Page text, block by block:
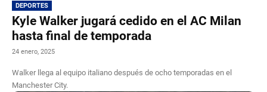
DEPORTES
Kyle Walker jugará cedido en el AC Milan
hasta final de temporada
24 enero, 2025
Walker llega al equipo italiano después de ocho temporadas en el
Manchester City.